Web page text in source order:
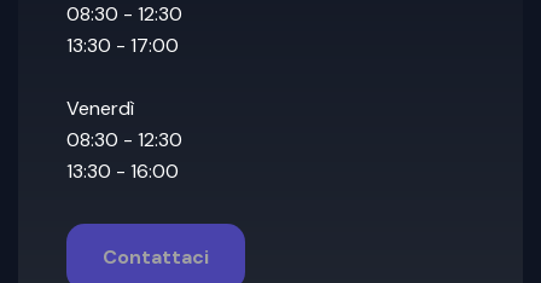
08:30 - 12:30
13:30 - 17:00
Venerdì
08:30 - 12:30
13:30 - 16:00
Contattaci